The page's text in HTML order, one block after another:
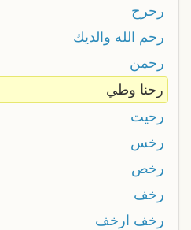
رحرح
رحم الله والديك
رحمن
رحنا وطي
رحيت
رخس
رخص
رخف
رخف ارخف